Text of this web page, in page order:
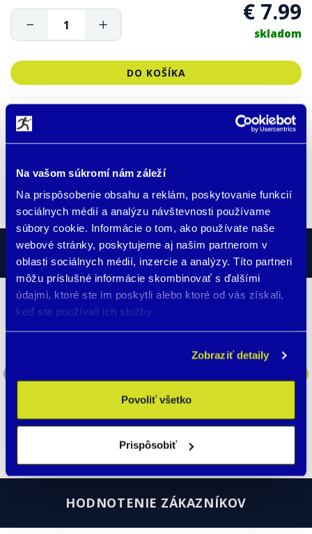
Na vašom súkromí nám záleží
Na prispôsobenie obsahu a reklám, poskytovanie funkcií
sociálnych médií a analýzu návštevnosti používame
súbory cookie. Informácie o tom, ako používate naše
webové stránky, poskytujeme aj našim partnerom v
oblasti sociálnych médií, inzercie a analýzy. Títo partneri
môžu príslušné informácie skombinovať s ďalšími
údajmi, ktoré ste im poskytli alebo ktoré od vás získali,
keď ste používali ich služby.
Zobraziť detaily
Povoliť všetko
Prispôsobiť
€ 7.99
skladom
DO KOŠÍKA
POPIS
SKUTOČNÉ PRÍBEHY
Nosíme ich takmer všetci z našej rodiny.
stanici a skoro odišiel nejakým vlakom kto
vie kam. Našťastie mu zakaždým, keď ideme
Čítať ďalej
HODNOTENIE ZÁKAZNÍKOV